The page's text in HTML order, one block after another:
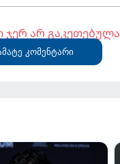
ჯერ არ გაკეთებულა
კომენტარი